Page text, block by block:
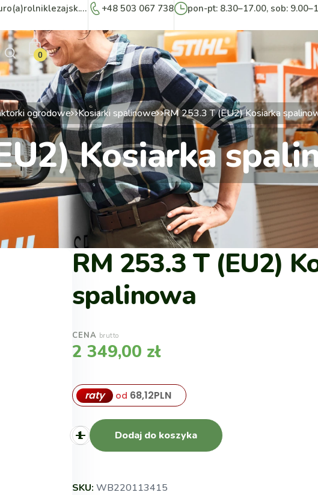
biuro(a)rolniklezajsk.pl +48 503 067 738 pon-pt: 8.30–17.00, sob:
0
ogrodowe Kosiarki spalinowe RM 253.3 T (EU2) Kosiarka
Kosiarka
RM 253.3 T (EU2)
spalinowa
CENA brutto
2 349,00 zł
raty od 68,12PLN
Dodaj do koszyka
SKU: WB220113415